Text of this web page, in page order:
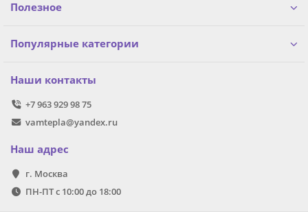
Полезное
Популярные категории
Наши контакты
+7 963 929 98 75
vamtepla@yandex.ru
Наш адрес
г. Москва
ПН-ПТ с 10:00 до 18:00